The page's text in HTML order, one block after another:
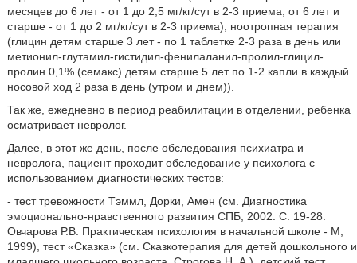
месяцев до 6 лет - от 1 до 2,5 мг/кг/сут в 2-3 приема, от 6 лет и
старше - от 1 до 2 мг/кг/сут в 2-3 приема), ноотропная терапия
(глицин детям старше 3 лет - по 1 таблетке 2-3 раза в день или
метионил-глутамил-гистидил-фенилаланил-пролил-глицил-
пролин 0,1% (семакс) детям старше 5 лет по 1-2 капли в каждый
носовой ход 2 раза в день (утром и днем)).
Так же, ежедневно в период реабилитации в отделении, ребенка
осматривает невролог.
Далее, в этот же день, после обследования психиатра и
невролога, пациент проходит обследование у психолога с
использованием диагностических тестов:
- тест тревожности Тэммл, Дорки, Амен (см. Диагностика
эмоционально-нравственного развития СПБ; 2002. С. 19-28.
Овчарова Р.В. Практическая психология в начальной школе - М,
1999), тест «Сказка» (см. Сказкотерапия для детей дошкольного и